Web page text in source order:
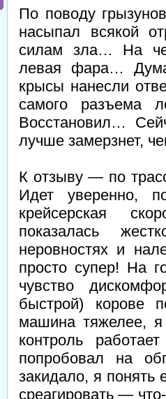
По поводу
насыпал всякой
силам зла… На
левая фара…
крысы нанесли
самого
Восстановил…
лучше замерзнет,
К отзыву — по
Идет уверенно,
крейсерская
показалась
неровностях и
просто супер! На
чувство
быстрой) корове
машина тяжелее,
контроль
попробовал на
закидало, я понять
среагировать —